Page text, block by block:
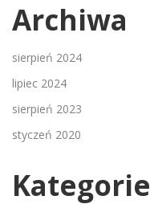
Archiwa
sierpień 2024
lipiec 2024
sierpień 2023
styczeń 2020
Kategorie